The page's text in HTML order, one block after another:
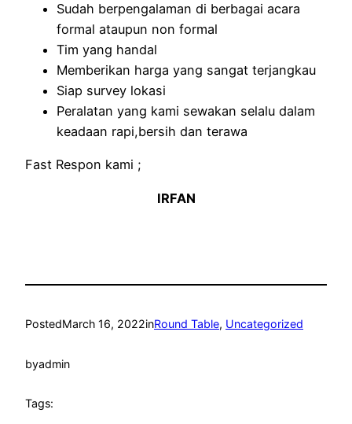
Sudah berpengalaman di berbagai acara
formal ataupun non formal
Tim yang handal
Memberikan harga yang sangat terjangkau
Siap survey lokasi
Peralatan yang kami sewakan selalu dalam
keadaan rapi,bersih dan terawa
Fast Respon kami ;
IRFAN
PostedMarch 16, 2022inRound Table, Uncategorized
byadmin
Tags: